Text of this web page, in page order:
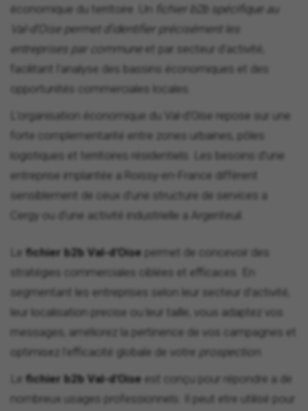
économique du territoire. Un
fichier b2b spécifique au
Val-d'Oise permet d'identifier précisément les
entreprises par commune et par secteur d'activité,
facilitant l'analyse des bassins économiques et des
opportunités commerciales locales.
L'organisation économique du Val-d'Oise repose sur une
forte complementarité entre zones urbaines, pôles
logistiques et territoires résidentiels. Les besoins d'une
entreprise implantée a Roissy-en-France diffèrent
sensiblement de ceux d'une structure de services a
Cergy ou d'une activité industrielle a Argenteuil.
Le fichier b2b Val-d'Oise permet de concevoir des
stratégies commerciales ciblées et efficaces. En
segmentant les entreprises selon leur secteur d'activité,
leur localisation precise ou leur taille, vous adaptez vos
messages, améliorez la pertinence de vos campagnes et
optimisez l'efficacité globale de votre prospection
Le fichier b2b Val-d'Oise est conçu pour répondre a de
nombreux usages professionnels. Il peut etre utilisé pour